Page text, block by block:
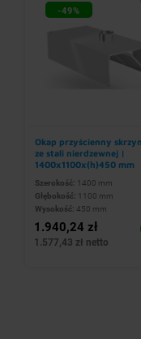
-49%
Okap przyścienny
ze stali nierdzewnej |
1400x1100x(h)450 mm
Szerokość: 1400 mm
Głębokość: 1100 mm
Wysokość: 450 mm
1.940,24 zł
1.577,43 zł netto